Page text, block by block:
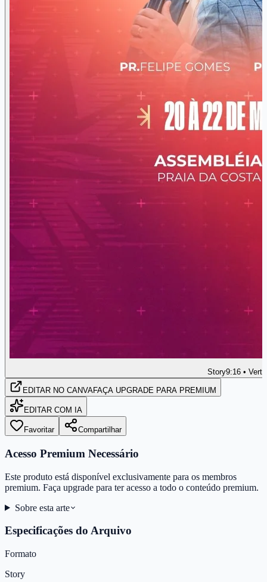
Story9:16 •
EDITAR NO CANVAFAÇA UPGRADE PARA PREMIUM
EDITAR COM IA
Favoritar Compartilhar
Acesso Premium Necessário
Este produto está disponível exclusivamente para os membros
premium. Faça upgrade para ter acesso a todo o conteúdo premium.
Sobre esta arte
Especificações do Arquivo
Formato
Story